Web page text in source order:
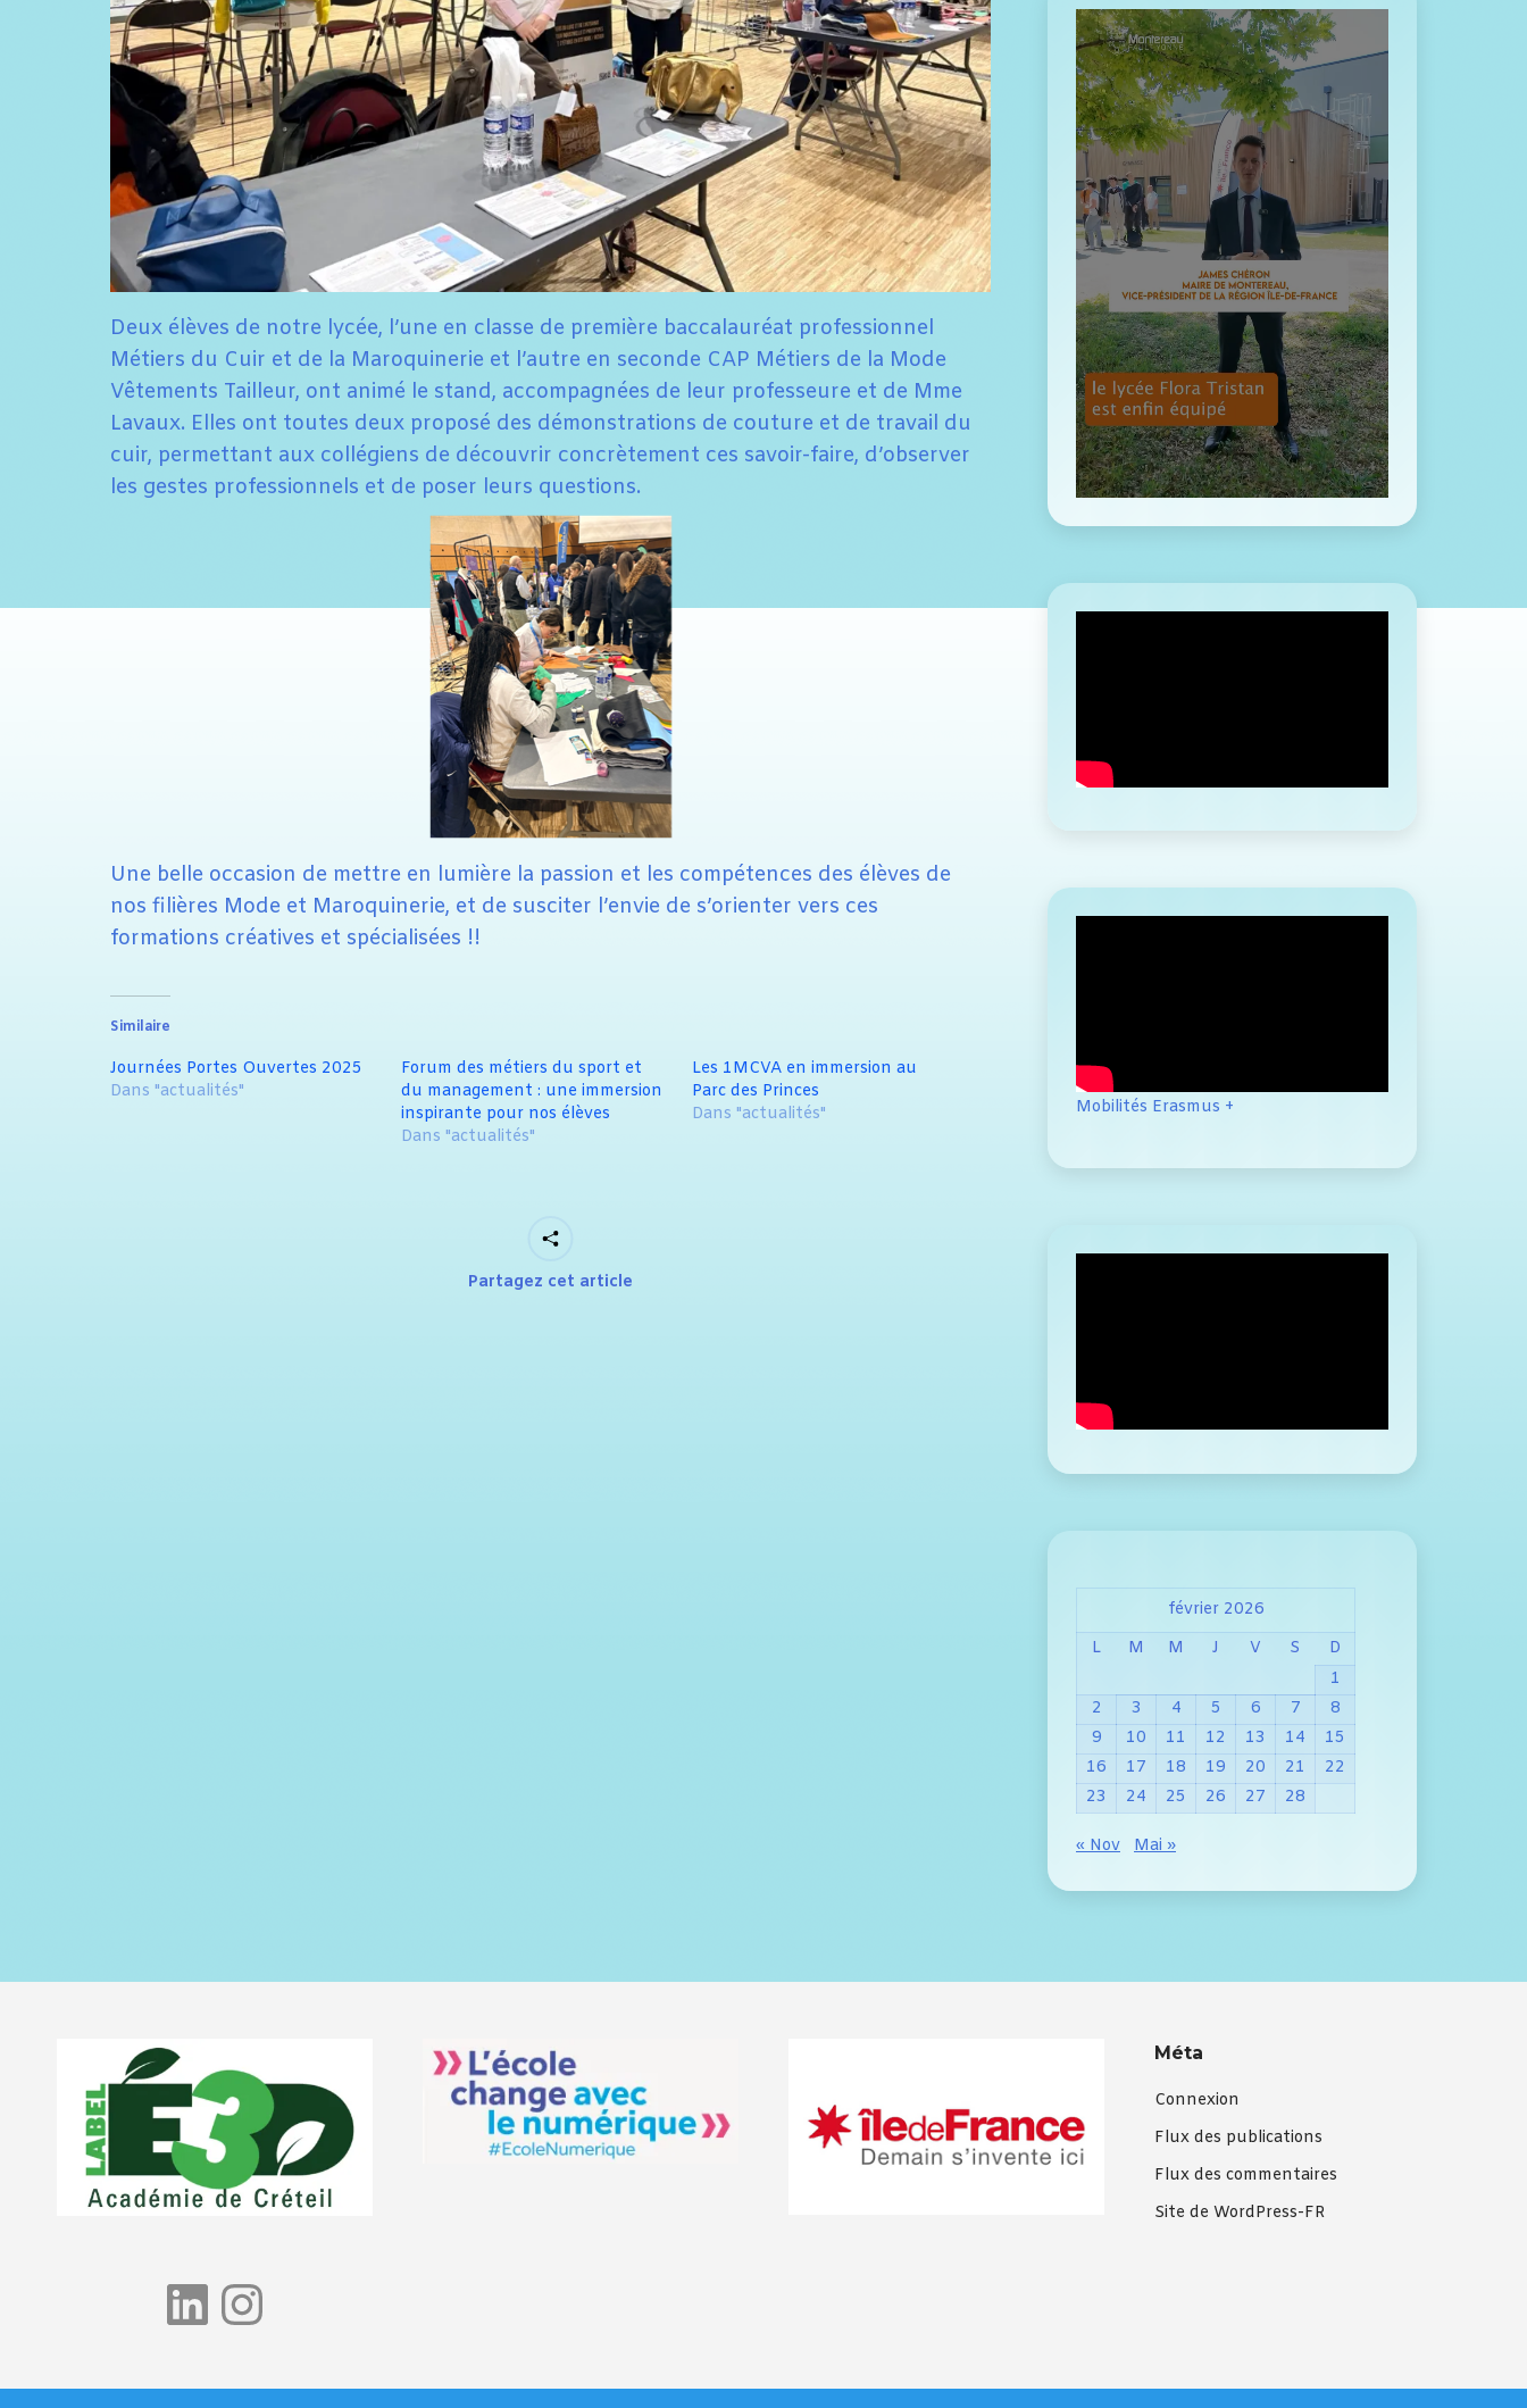
Deux élèves de notre lycée, l’une en classe de première baccalauréat professionnel
Métiers du Cuir et de la Maroquinerie et l’autre en seconde CAP Métiers de la Mode
Vêtements Tailleur, ont animé le stand, accompagnées de leur professeure et de Mme
Lavaux. Elles ont toutes deux proposé des démonstrations de couture et de travail du
cuir, permettant aux collégiens de découvrir concrètement ces savoir-faire, d’observer
les gestes professionnels et de poser leurs questions.
Une belle occasion de mettre en lumière la passion et les compétences des élèves de
nos filières Mode et Maroquinerie, et de susciter l’envie de s’orienter vers ces
formations créatives et spécialisées !!
Similaire
Journées Portes Ouvertes 2025
Dans "actualités"
Forum des métiers du sport et
du management : une immersion
inspirante pour nos élèves
Dans "actualités"
Les 1MCVA en immersion au
Parc des Princes
Dans "actualités"
Partagez cet article
Mobilités Erasmus +
février 2026
L
M M J V S
D
1
2
3 4 5 6 7
8
9
10 11 12 13 14
15
16
17 18 19 20 21
22
23
24 25 26 27 28
« Nov Mai »
Méta
Connexion
Flux des publications
Flux des commentaires
Site de WordPress-FR
LinkedIn
Instagram